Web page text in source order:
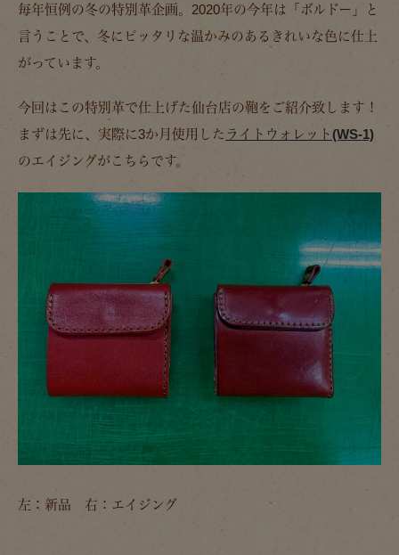
毎年恒例の冬の特別革企画。2020年の今年は「ボルドー」と
言うことで、冬にピッタリな温かみのあるきれいな色に仕上
がっています。
今回はこの特別革で仕上げた仙台店の鞄をご紹介致します！
まずは先に、実際に3か月使用した ライトウォレット(WS-1)
のエイジングがこちらです。
左：新品 右：エイジング